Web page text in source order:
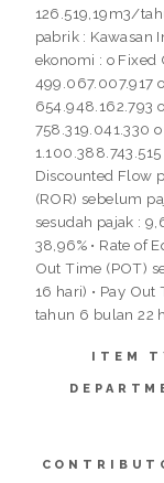
126.519,19m3/
pabrik : Kawasan
ekonomi : o Fixed
499.067.007.917
654.948.162.793
758.319.041.330
Discounted Flow
(ROR) sebelum
sesudah pajak :
38,96% • Rate of
Out Time (POT)
16 hari) • Pay
tahun 6 bulan 22
ITEM